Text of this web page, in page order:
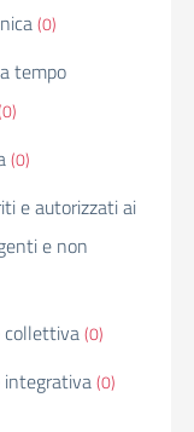
(0)
tempo
(0)
e autorizzati ai
e non
collettiva(0)
(0)